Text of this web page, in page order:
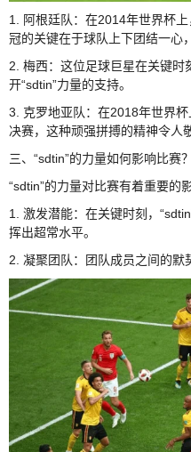
1. 阿根廷队：在2014年世界杯
冠的关键在于球队上下团结一心
2. 梅西：这位足球巨星在关键时
开“sdtin”力量的支持。
3. 克罗地亚队：在2018年世界
决赛，这种顽强拼搏的精神令人
三、“sdtin”的力量如何影响比赛？
“sdtin”的力量对比赛有着重要的
1. 激发潜能：在关键时刻，
挥出超常水平。
2. 凝聚团队：团队成员之间的默